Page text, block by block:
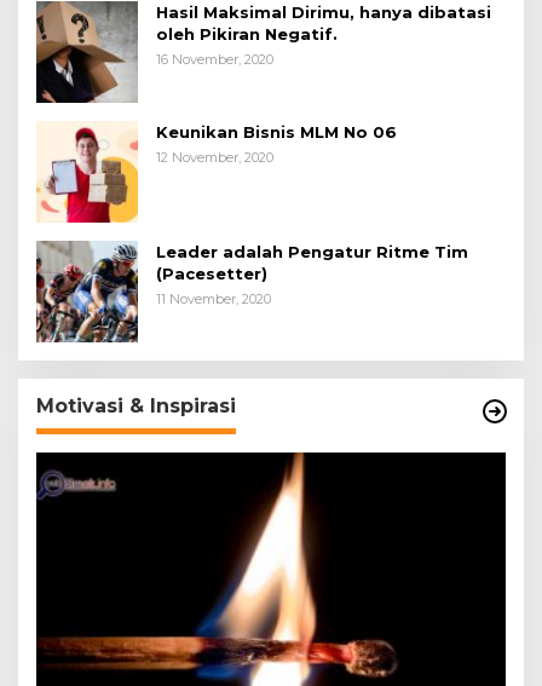
Hasil Maksimal Dirimu, hanya dibatasi
oleh Pikiran Negatif.
16 November, 2020
Keunikan Bisnis MLM No 06
12 November, 2020
Leader adalah Pengatur Ritme Tim
(Pacesetter)
11 November, 2020
Motivasi & Inspirasi